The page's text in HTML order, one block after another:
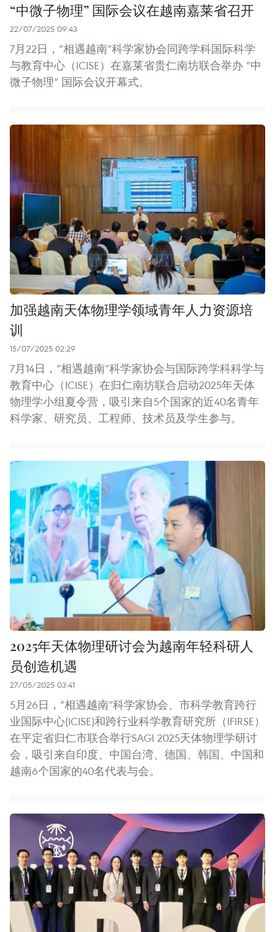
“中微子物理” 国际会议在越南嘉莱省召开
22/07/2025 09:43
7月22日，“相遇越南”科学家协会同跨学科国际科学
与教育中心（ICISE）在嘉莱省贵仁南坊联合举办 “中
微子物理” 国际会议开幕式。
加强越南天体物理学领域青年人力资源培
训
15/07/2025 02:29
7月14日，“相遇越南”科学家协会与国际跨学科科学与
教育中心（ICISE）在归仁南坊联合启动2025年天体
物理学小组夏令营，吸引来自5个国家的近40名青年
科学家、研究员、工程师、技术员及学生参与。
2025年天体物理研讨会为越南年轻科研人
员创造机遇
27/05/2025 03:41
5月26日，“相遇越南”科学家协会、市科学教育跨行
业国际中心(ICISE)和跨行业科学教育研究所（IFIRSE）
在平定省归仁市联合举行SAGI 2025天体物理学研讨
会，吸引来自印度、中国台湾、德国、韩国、中国和
越南6个国家的40名代表与会。